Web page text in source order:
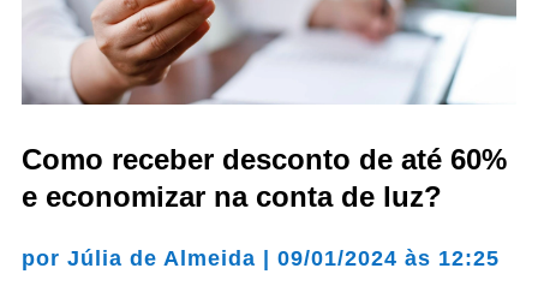
Como receber desconto de até 60%
e economizar na conta de luz?
por Júlia de Almeida 09/01/2024 às 12:25